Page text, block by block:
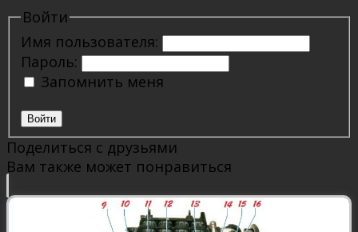
Войти
Имя пользователя:
Пароль:
Запомнить меня
Войти
Поделиться с друзьями
Вам также может понравиться